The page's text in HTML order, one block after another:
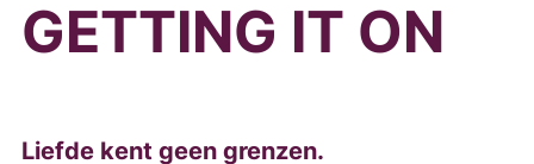
GETTING IT ON
Liefde kent geen grenzen.